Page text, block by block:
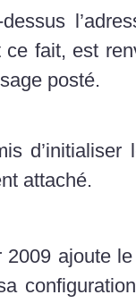
fait, est
posté.
attaché.
ajoute